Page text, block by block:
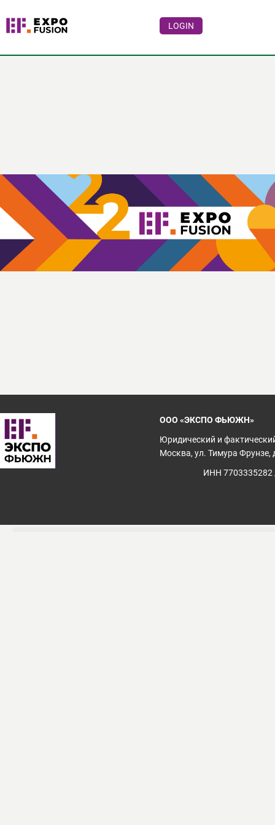
LOGIN
ООО «ЭКСПО ФЬЮЖН»
Юридический и
Москва, ул. Тимура Фрунзе,
ИНН